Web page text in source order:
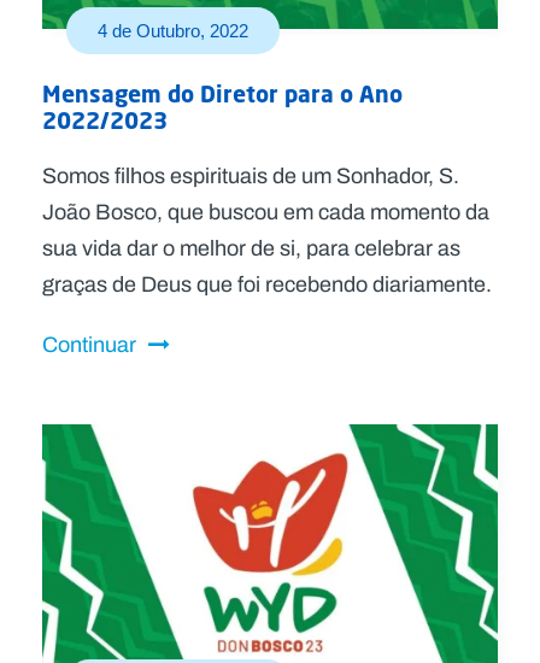
4 de Outubro, 2022
Mensagem do Diretor para o Ano
2022/2023
Somos filhos espirituais de um Sonhador, S.
João Bosco, que buscou em cada momento da
sua vida dar o melhor de si, para celebrar as
graças de Deus que foi recebendo diariamente.
Continuar